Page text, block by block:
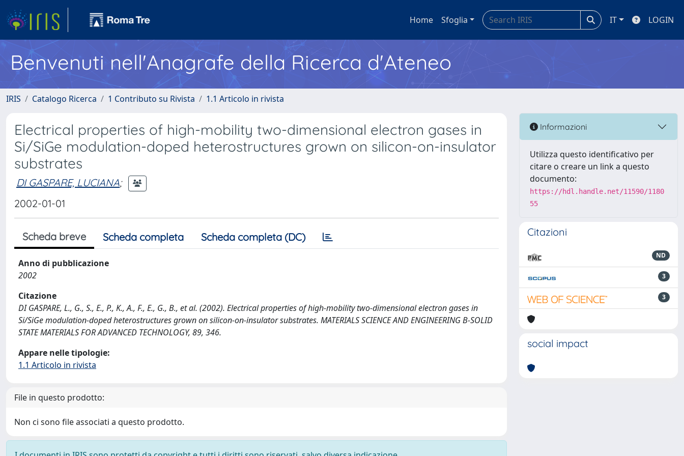
Home Sfoglia IT LOGIN
Benvenuti nell'Anagrafe della Ricerca d'Ateneo
IRIS Catalogo Ricerca 1 Contributo su Rivista 1.1 Articolo in rivista
Electrical properties of high-mobility two-dimensional electron gases in
Si/SiGe modulation-doped heterostructures grown on silicon-on-insulator
substrates
DI GASPARE, LUCIANA;
2002-01-01
Scheda breve Scheda completa Scheda completa (DC)
Anno di pubblicazione
2002
Citazione
DI GASPARE, L., G., S., E., P., K., A., F., E., G., B., et al. (2002). Electrical properties of high-mobility two-dimensional electron gases in
Si/SiGe modulation-doped heterostructures grown on silicon-on-insulator substrates. MATERIALS SCIENCE AND ENGINEERING B-SOLID
STATE MATERIALS FOR ADVANCED TECHNOLOGY, 89, 346.
Appare nelle tipologie:
1.1 Articolo in rivista
File in questo prodotto:
Non ci sono file associati a questo prodotto.
Informazioni
Utilizza questo identificativo per
citare o creare un link a questo
documento:
https://hdl.handle.net/11590/1180
55
Citazioni
ND
3
3
social impact